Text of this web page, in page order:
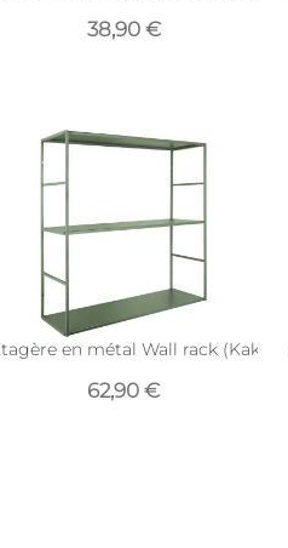
38,90 €
en métal Wall rack (Kaki)
62,90 €